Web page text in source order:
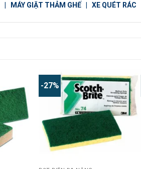
MÁY GIẶT THẢM GHẾ XE QUÉT RÁC
-27%